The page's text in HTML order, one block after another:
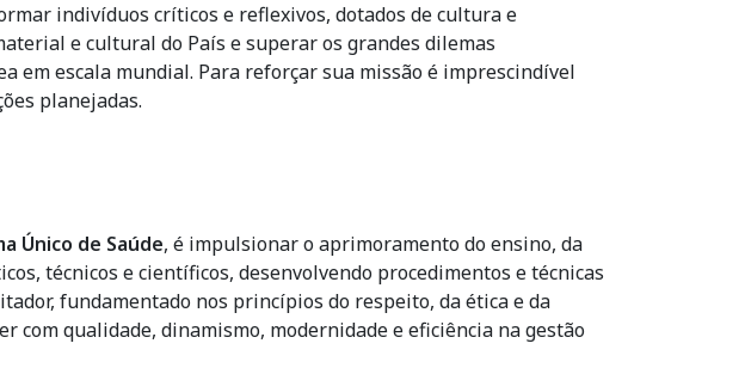
indivíduos críticos e reflexivos, dotados de cultura e
e cultural do País e superar os grandes dilemas
em escala mundial. Para reforçar sua missão é imprescindível
planejadas.
Único de Saúde, é impulsionar o aprimoramento do ensino, da
técnicos e científicos, desenvolvendo procedimentos e técnicas
fundamentado nos princípios do respeito, da ética e da
com qualidade, dinamismo, modernidade e eficiência na gestão